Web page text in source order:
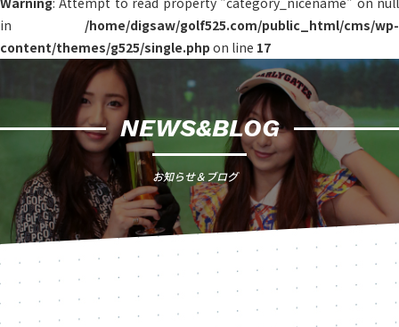
in /home/digsaw/golf525.com/public_html/cms/wp-
content/themes/g525/single.php on line 17
NEWS&BLOG
お知らせ＆ブログ